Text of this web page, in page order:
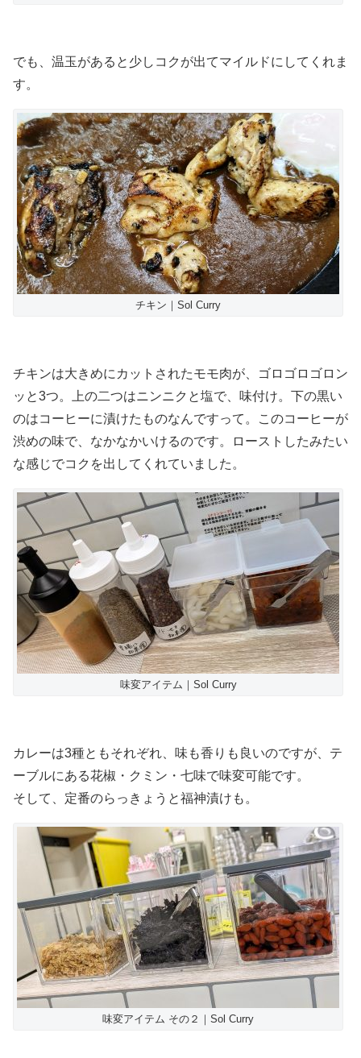
でも、温玉があると少しコクが出てマイルドにしてくれま
す。
チキン｜Sol Curry
チキンは大きめにカットされたモモ肉が、ゴロゴロゴロン
ッと3つ。上の二つはニンニクと塩で、味付け。下の黒い
のはコーヒーに漬けたものなんですって。このコーヒーが
渋めの味で、なかなかいけるのです。ローストしたみたい
な感じでコクを出してくれていました。
味変アイテム｜Sol Curry
カレーは3種ともそれぞれ、味も香りも良いのですが、テ
ーブルにある花椒・クミン・七味で味変可能です。
そして、定番のらっきょうと福神漬けも。
味変アイテム その２｜Sol Curry